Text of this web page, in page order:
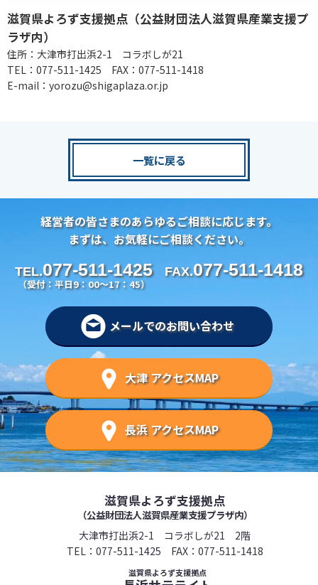
滋賀県よろず支援拠点（公益財団法人滋賀県産業支援プ
ラザ内）
住所：大津市打出浜2-1 コラボしが21
TEL：077-511-1425 FAX：077-511-1418
E-mail：yorozu@shigaplaza.or.jp
一覧に戻る
経営者の皆さまのあらゆるご相談に応じます。
まずは、お気軽にご相談ください。
TEL.077-511-1425
（受付：平日9：00～17：45）
FAX.077-511-1418
メールでのお問い合わせ
大津 アクセスMAP
長浜 アクセスMAP
滋賀県よろず支援拠点
（公益財団法人滋賀県産業支援プラザ内）
大津市打出浜2-1 コラボしが21 2階
TEL： 077-511-1425 FAX：077-511-1418
滋賀県よろず支援拠点